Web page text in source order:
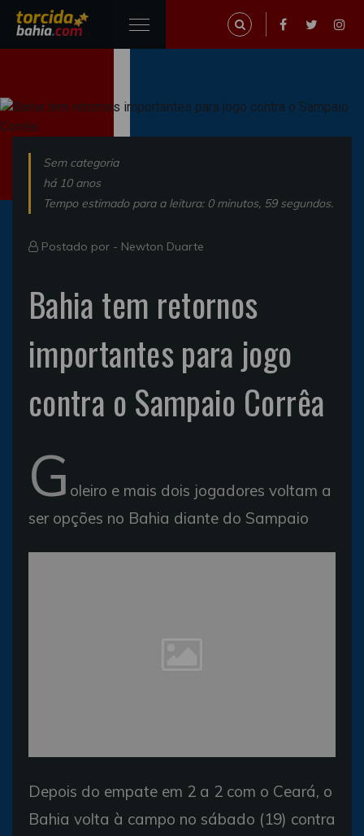
Sem categoria
há 10 anos
Tempo estimado para a leitura: 0 minutos, 59 segundos.
Postado por - Newton Duarte
Bahia tem retornos
importantes para jogo
contra o Sampaio Corrêa
G oleiro e mais dois jogadores voltam a
ser opções no Bahia diante do Sampaio
Depois do empate em 2 a 2 com o Ceará, o
Bahia volta à campo no sábado (19) contra